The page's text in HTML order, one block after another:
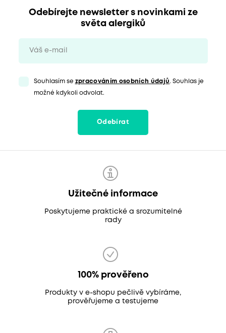
Odebírejte newsletter s novinkami ze
světa alergiků
Souhlasím se zpracováním osobních údajů. Souhlas je
možné kdykoli odvolat.
Odebírat
Užitečné informace
Poskytujeme praktické a srozumitelné
rady
100% prověřeno
Produkty v e-shopu pečlivě vybíráme,
prověřujeme a testujeme